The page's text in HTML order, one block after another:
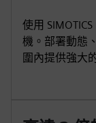
使用
機。部署動態
圍內提供強大